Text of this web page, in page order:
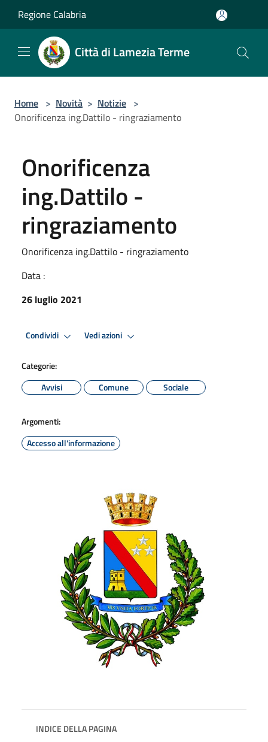
Regione Calabria
Città di Lamezia Terme
Home > Novità > Notizie >
Onorificenza ing.Dattilo - ringraziamento
Onorificenza
ing.Dattilo -
ringraziamento
Onorificenza ing.Dattilo - ringraziamento
Data :
26 luglio 2021
Condividi Vedi azioni
Categorie:
Avvisi
Comune Sociale
Argomenti:
Accesso all'informazione
INDICE DELLA PAGINA